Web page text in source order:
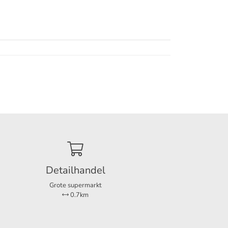
Detailhandel
Grote supermarkt
0.7km